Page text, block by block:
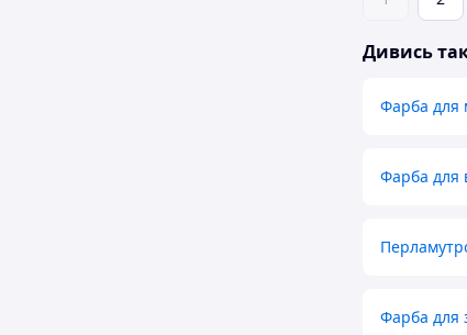
Дивись
Фарба для
Фарба для
Фарба для